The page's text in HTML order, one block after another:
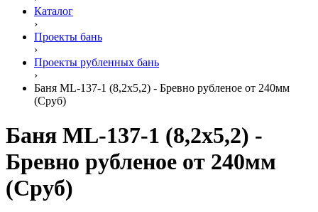
Каталог
›
Проекты бань
›
Проекты рубленных бань
›
Баня ML-137-1 (8,2х5,2) - Бревно рубленое от 240мм
(Сруб)
Баня ML-137-1 (8,2х5,2) -
Бревно рубленое от 240мм
(Сруб)